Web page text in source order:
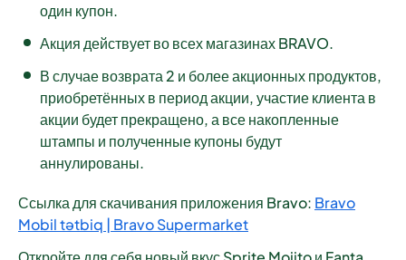
один купон.
Акция действует во всех магазинах BRAVO.
В случае возврата 2 и более акционных продуктов,
приобретённых в период акции, участие клиента в
акции будет прекращено, а все накопленные
штампы и полученные купоны будут
аннулированы.
Ссылка для скачивания приложения Bravo: Bravo
Mobil tətbiq | Bravo Supermarket